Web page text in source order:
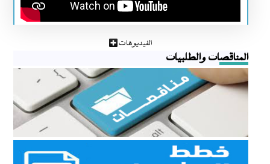
الفيديوهات
المناقصات والطلبيات